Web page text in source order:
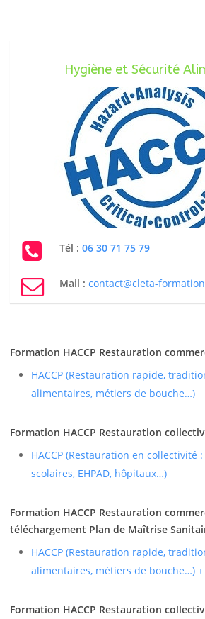
Hygiène et Sécurité
Tél : 06 30 71 75 79
Mail : contact@cleta-
Formation HACCP Restauration
HACCP (Restauration rapide,
alimentaires, métiers de bouche…)
Formation HACCP Restauration
HACCP (Restauration en collectivité
scolaires, EHPAD, hôpitaux…)
Formation HACCP Restauration
téléchargement Plan de Maîtrise
HACCP (Restauration rapide,
alimentaires, métiers de bouche…) +
Formation HACCP Restauration